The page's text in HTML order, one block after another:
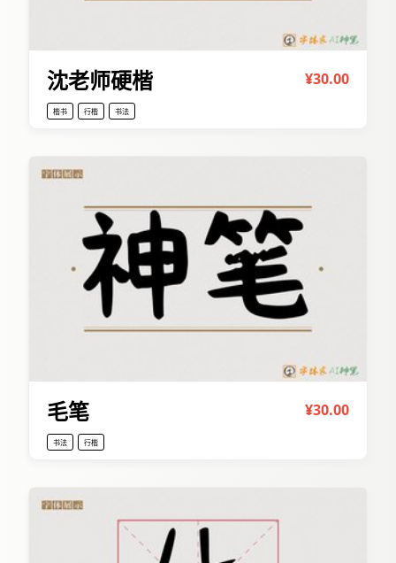
沈老师硬楷 ¥30.00
楷书 行楷 书法
毛笔 ¥30.00
书法 行楷